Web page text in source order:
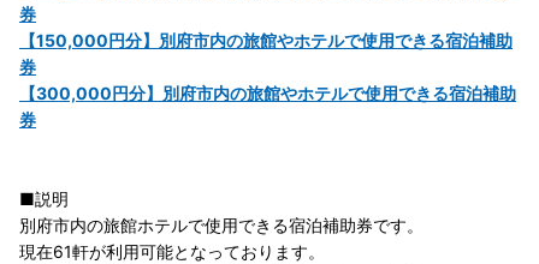
券
【150,000円分】別府市内の旅館やホテルで使用できる宿泊補助
券
【300,000円分】別府市内の旅館やホテルで使用できる宿泊補助
券
■説明
別府市内の旅館ホテルで使用できる宿泊補助券です。
現在61軒が利用可能となっております。